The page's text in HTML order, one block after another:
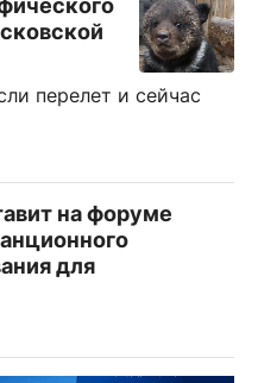
перелет и сейчас
на форуме
для